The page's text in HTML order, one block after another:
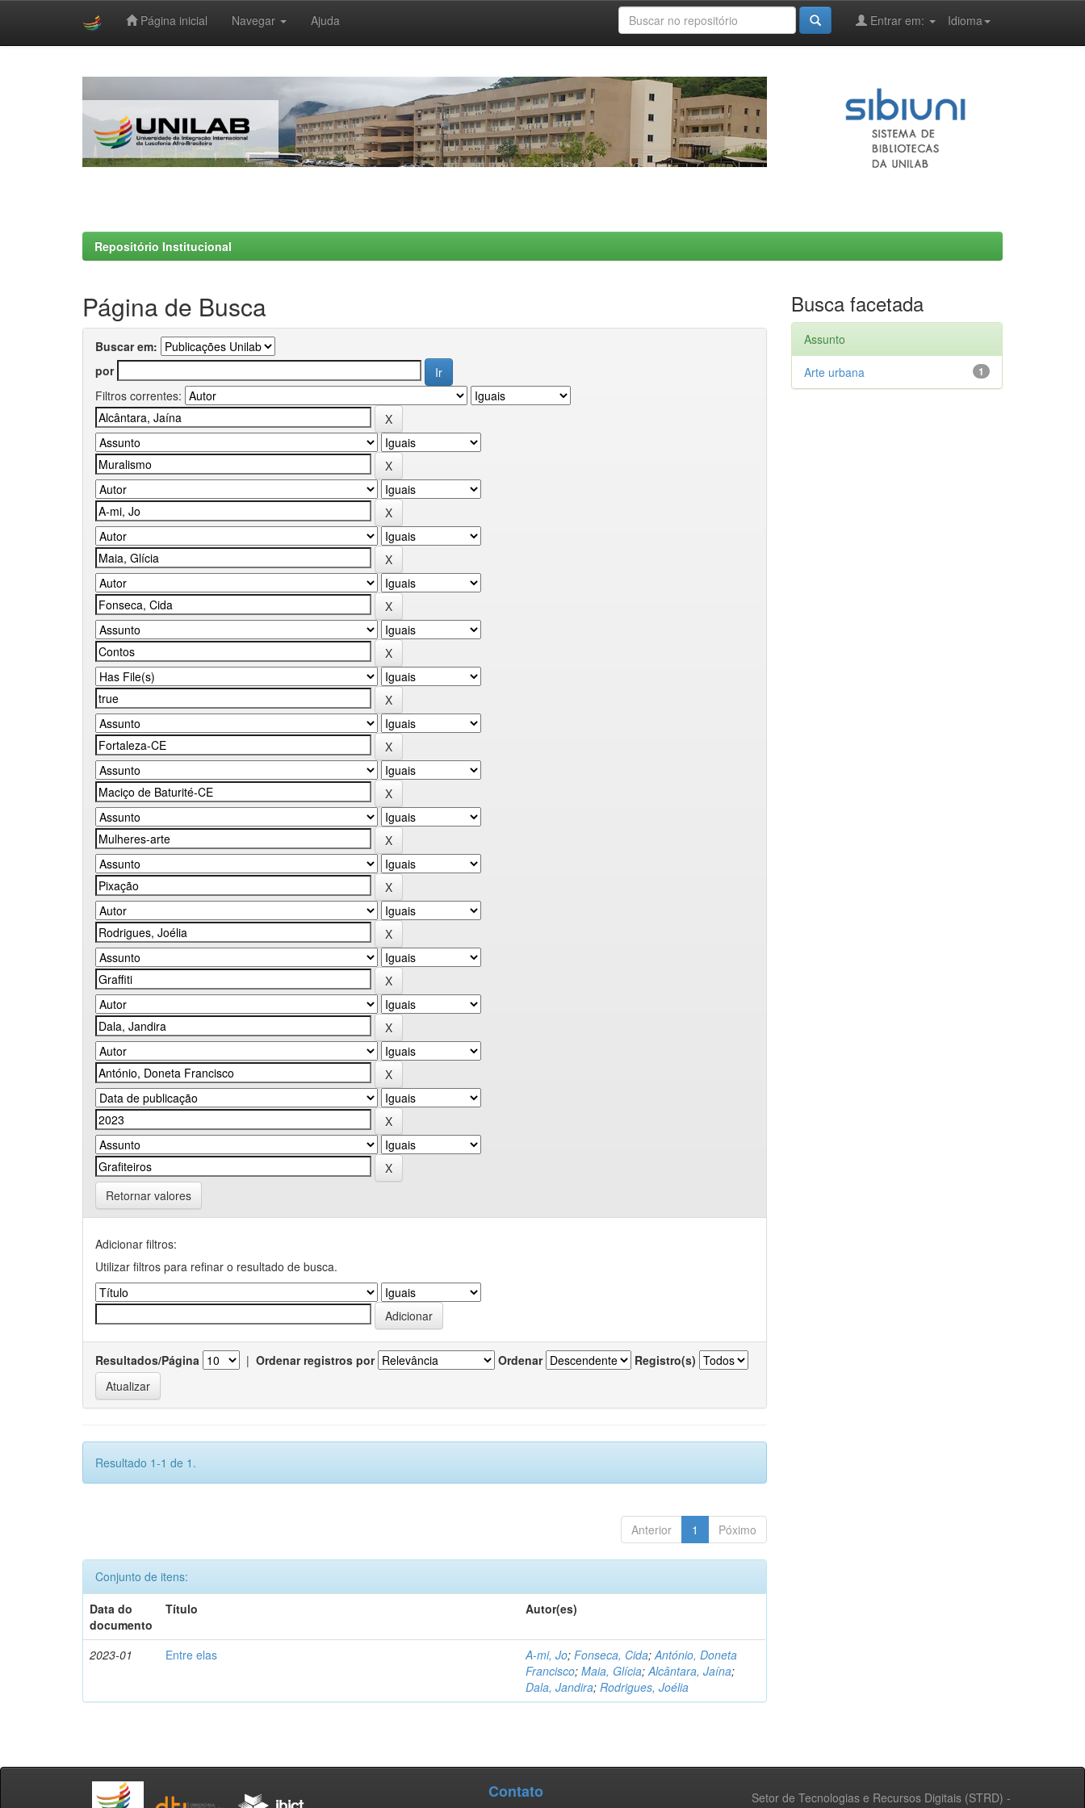
Página inicial Navegar Ajuda Idioma
Entrar em:
Repositório Institucional
Página de Busca
Buscar em:
por
Filtros correntes:
Retornar valores
Adicionar filtros:
Utilizar filtros para refinar o resultado de busca.
Resultados/Página | Ordenar registros por Ordenar Registro(s)
Resultado 1-1 de 1.
Anterior 1 Póximo
Conjunto de itens:
Data do
documento
Título Autor(es)
2023-01 Entre elas A-mi, Jo;Fonseca, Cida;António, Doneta
Francisco;Maia, Glícia;Alcântara, Jaína;
Dala, Jandira;Rodrigues, Joélia
Busca facetada
Assunto
1
Arte urbana
Setor de Tecnologias e Recursos Digitais (STRD) -
Contato